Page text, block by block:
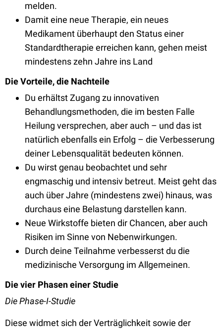
melden.
Damit eine neue Therapie, ein neues
Medikament überhaupt den Status einer
Standardtherapie erreichen kann, gehen meist
mindestens zehn Jahre ins Land
Die Vorteile, die Nachteile
Du erhältst Zugang zu innovativen
Behandlungsmethoden, die im besten Falle
Heilung versprechen, aber auch – und das ist
natürlich ebenfalls ein Erfolg – die Verbesserung
deiner Lebensqualität bedeuten können.
Du wirst genau beobachtet und sehr
engmaschig und intensiv betreut. Meist geht das
auch über Jahre (mindestens zwei) hinaus, was
durchaus eine Belastung darstellen kann.
Neue Wirkstoffe bieten dir Chancen, aber auch
Risiken im Sinne von Nebenwirkungen.
Durch deine Teilnahme verbesserst du die
medizinische Versorgung im Allgemeinen.
Die vier Phasen einer Studie
Die Phase-I-Studie
Diese widmet sich der Verträglichkeit sowie der